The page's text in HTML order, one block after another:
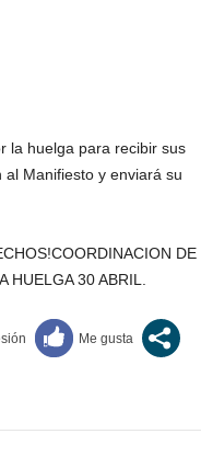
la huelga para recibir sus
Manifiesto y enviará su
DE
30 ABRIL.